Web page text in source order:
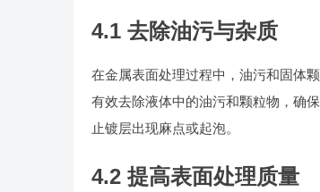
4.1 去除油污与杂质
在金属表面处理过程中，油污和固体
有效去除液体中的油污和颗粒物，确
止镀层出现麻点或起泡。
4.2 提高表面处理质量